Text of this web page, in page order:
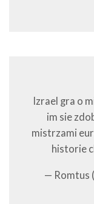
Izrael gra o
im sie
mistrzami
historie
— Romtus